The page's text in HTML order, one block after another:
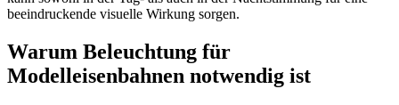
beeindruckende visuelle Wirkung sorgen.
Warum Beleuchtung für
Modelleisenbahnen notwendig ist